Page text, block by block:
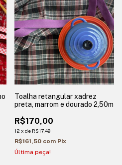
Toalha retangular xadrez
preta, marrom e dourado 2,50m
R$170,00
12 x de R$17,49
R$161,50 com Pix
Última peça!